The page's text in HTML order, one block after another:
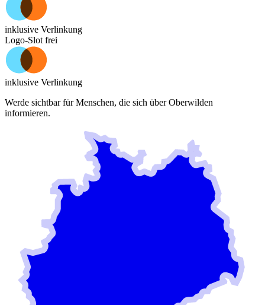
inklusive Verlinkung
Logo-Slot frei
inklusive Verlinkung
Werde sichtbar für Menschen, die sich überOberwilden
informieren.